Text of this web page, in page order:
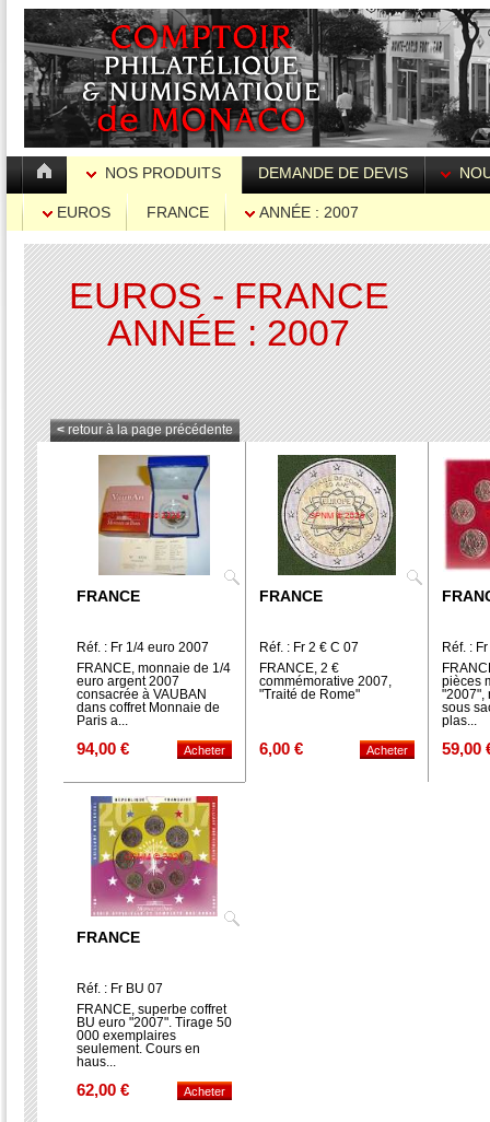
NOS PRODUITS DEMANDE DE DEVIS
EUROS FRANCE ANNÉE : 2007
EUROS - FRANCE
ANNÉE : 2007
< retour à la page précédente
FRANCE
Réf. : Fr 1/4 euro 2007
VAUBAN
FRANCE, monnaie de 1/4
euro argent 2007
consacrée à VAUBAN
dans coffret Monnaie de
Paris a...
94,00 €
FRANCE
Réf. : Fr 2 € C 07
FRANCE, 2 €
commémorative 2007,
"Traité de Rome"
6,00 €
Réf. :
pièces
"2007",
sous
plas...
59,00
FRANCE
Réf. : Fr BU 07
FRANCE, superbe coffret
BU euro "2007". Tirage 50
000 exemplaires
seulement. Cours en
haus...
62,00 €